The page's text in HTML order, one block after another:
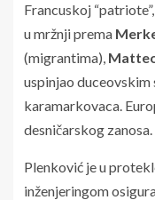
Francuskoj
u mržnji prema
(migrantima),
uspinjao duceovskim
karamarkovaca.
desničarskog zanosa.
Plenković je u
inženjeringom